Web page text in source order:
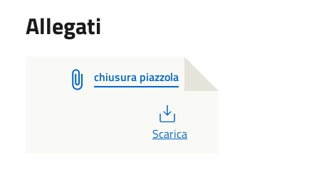
Allegati
chiusura piazzola
Scarica